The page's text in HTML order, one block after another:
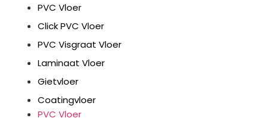
PVC Vloer
Click PVC Vloer
PVC Visgraat Vloer
Laminaat Vloer
Gietvloer
Coatingvloer
PVC Vloer